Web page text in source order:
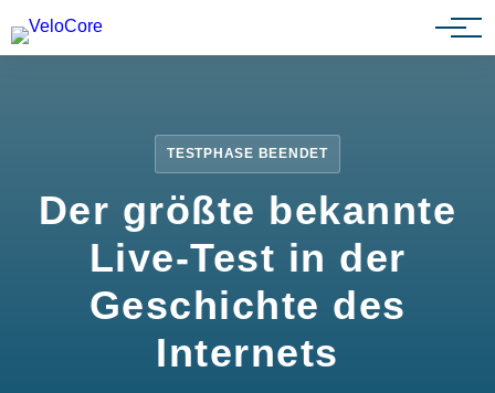
Partnerprogramm
TESTPHASE BEENDET
Der größte bekannte
Live-Test in der
Geschichte des
Internets